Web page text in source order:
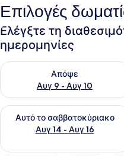
Επιλογές
Ελέγξτε τη
ημερομηνίες
Απόψε
Αυγ 9 - Αυγ 10
Έλεγχος διαθεσιμότητας
Αυτό το σαββατοκύριακο
Αυγ 14 - Αυγ 16
Έλεγχος διαθεσιμότητας